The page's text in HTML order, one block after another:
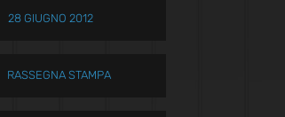
28 GIUGNO 2012
RASSEGNA STAMPA